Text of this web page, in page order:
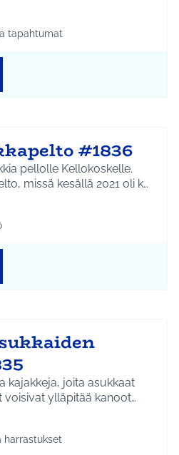
Kellokoski
teeman mukaan: Kulttuuri ja
tapahtumat
#1836
pellolle Kellokoskelle.
missä kesällä 2021 oli k…
Kellokoski
teeman mukaan: Ympäristö
kajakkeja, joita asukkaat
voisivat ylläpitää kanoot…
Kellokoski
teeman mukaan: Liikunta ja
harrastukset